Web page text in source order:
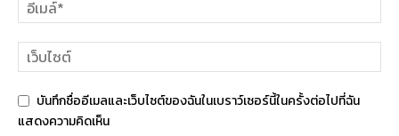
บันทึกชื่ออีเมลและเว็บไซต์ของฉันในเบราว์เซอร์นี้ในครั้งต่อไปที่ฉัน
แสดงความคิดเห็น